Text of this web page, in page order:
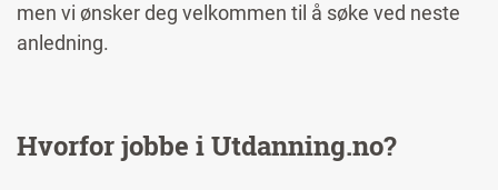
men vi ønsker deg velkommen til å søke ved neste
anledning.
Hvorfor jobbe i Utdanning.no?